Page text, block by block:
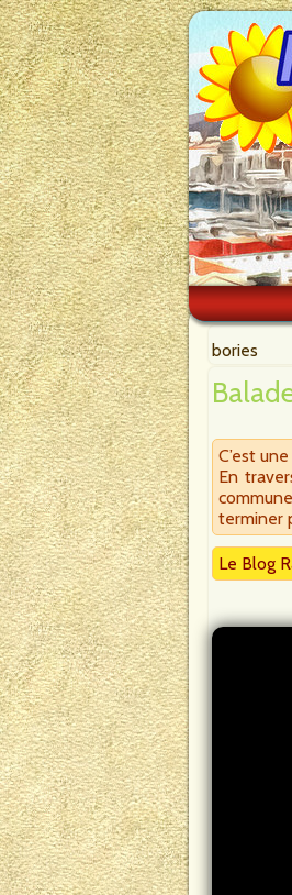
bories
C’est
En
terminer
Le Blog